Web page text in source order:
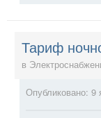
Тариф
в
Опубликовано: 9